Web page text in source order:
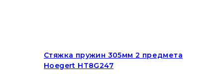
Стяжка пружин 305мм 2 предмета
Hoegert HT8G247